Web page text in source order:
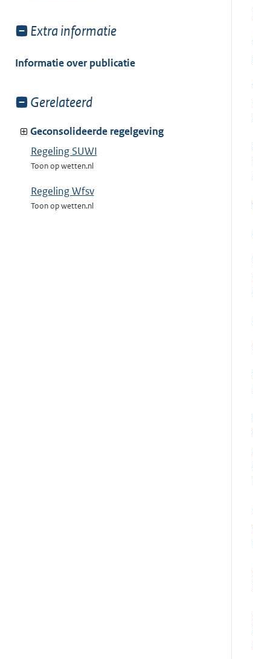
Toon
van:
Extra informatie
Informatie over publicatie
Toon
van:
Gerelateerd
Geconsolideerde regelgeving
Regeling SUWI
Toon op wetten.nl
Regeling Wfsv
Toon op wetten.nl